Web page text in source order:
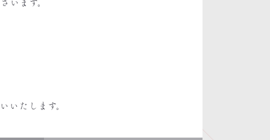
たします。